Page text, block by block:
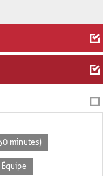
minutes)
Équipe